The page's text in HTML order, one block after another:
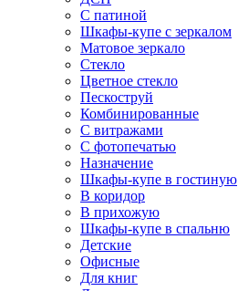
С патиной
Шкафы-купе с зеркалом
Матовое зеркало
Стекло
Цветное стекло
Пескоструй
Комбинированные
С витражами
С фотопечатью
Назначение
Шкафы-купе в гостиную
В коридор
В прихожую
Шкафы-купе в спальню
Детские
Офисные
Для книг